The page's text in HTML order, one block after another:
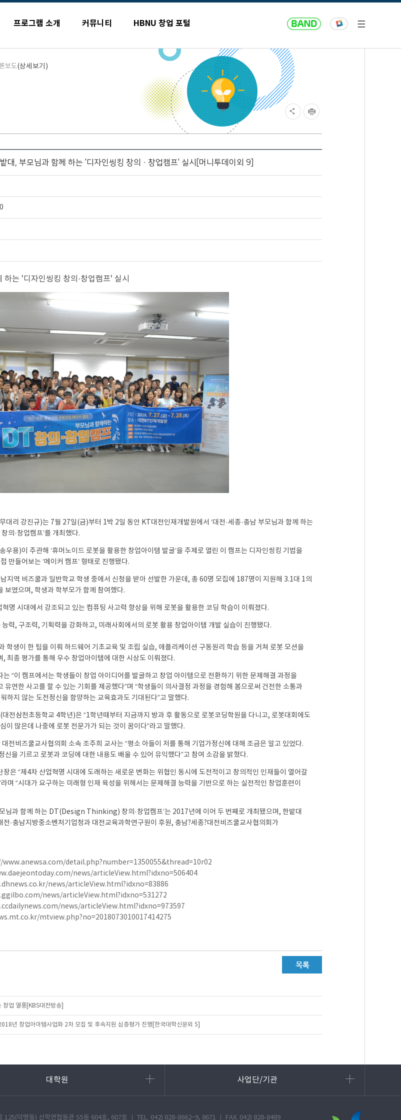
프로그램 소개 커뮤니티 HBNU 창업 포털
보도(상세보기)
대, 부모님과 함께 하는 '디자인씽킹 창의·창업캠프' 실시[머니투데이외 9]
하는 '디자인씽킹 창의·창업캠프' 실시
대리 강진규)는 7월 27일(금)부터 1박 2일 동안 KT대전인재개발원에서 ‘대전·세종·충남 부모님과 함께 하는
·창업캠프’를 개최했다.
우용)이 주관해 ‘휴머노이드 로봇을 활용한 창업아이템 발굴’을 주제로 열린 이 캠프는 디자인씽킹 기법을
만들어보는 ‘메이커 캠프’ 형태로 진행됐다.
지역 비즈쿨과 일반학교 학생 중에서 신청을 받아 선발한 가운데, 총 60명 모집에 187명이 지원해 3.1대 1의
보였으며, 학생과 학부모가 함께 참여했다.
명 시대에서 강조되고 있는 컴퓨팅 사고력 향상을 위해 로봇을 활용한 코딩 학습이 이뤄졌다.
력, 구조력, 기획력을 강화하고, 미래사회에서의 로봇 활용 창업아이템 개발 실습이 진행됐다.
학생이 한 팀을 이뤄 하드웨어 기초교육 및 조립 실습, 애플리케이션 구동원리 학습 등을 거쳐 로봇 모션을
, 최종 평가를 통해 우수 창업아이템에 대한 시상도 이뤄졌다.
“이 캠프에서는 학생들이 창업 아이디어를 발굴하고 창업 아이템으로 전환하기 위한 문제해결 과정을
유연한 사고를 할 수 있는 기회를 제공했다”며 “학생들이 의사결정 과정을 경험해 봄으로써 건전한 소통과
하지 않는 도전정신을 함양하는 교육효과도 기대된다”고 말했다.
전삼천초등학교 4학년)은 “1학년때부터 지금까지 방과 후 활동으로 로봇코딩학원을 다니고, 로봇대회에도
이 많은데 나중에 로봇 전문가가 되는 것이 꿈이다”라고 말했다.
전비즈쿨교사협의회 소속 조주희 교사는 “평소 아들이 저를 통해 기업가정신에 대해 조금은 알고 있었다.
신을 기르고 로봇과 코딩에 대한 내용도 배울 수 있어 유익했다”고 참여 소감을 밝혔다.
장은 “제4차 산업혁명 시대에 도래하는 새로운 변화는 위협인 동시에 도전적이고 창의적인 인재들이 열어갈
며 “시대가 요구하는 미래형 인재 육성을 위해서는 문제해결 능력을 기반으로 하는 실전적인 창업훈련이
모님과 함께 하는 DT(Design Thinking) 창의·창업캠프’는 2017년에 이어 두 번째로 개최됐으며, 한밭대
전·충남지방중소벤처기업청과 대전교육과학연구원이 후원, 충남?세종?대전비즈쿨교사협의회가
www.anewsa.com/detail.php?number=1350055&thread=10r02
news/articleView.html?idxno=506404
news/articleView.html?idxno=83886
news/articleView.html?idxno=531272
news/articleView.html?idxno=973597
mtview.php?no=2018073010017414275
창업 열풍[KBS대전방송]
년 창업아이템사업화 2차 모집 및 후속지원 심층평가 진행[한국대학신문외 5]
대학원 사업단/기관
125(덕명동) 산학연협동관 S5동 604호, 607호 ㅣ TEL. 042) 828-8662~9, 8671 ㅣ FAX. 042) 828-8489